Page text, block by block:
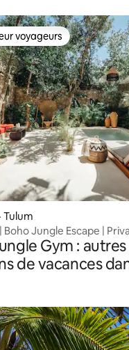
voyageurs parmi les plus
voyageurs
Tulum
Boho Jungle Escape |
Gym :
de vacances